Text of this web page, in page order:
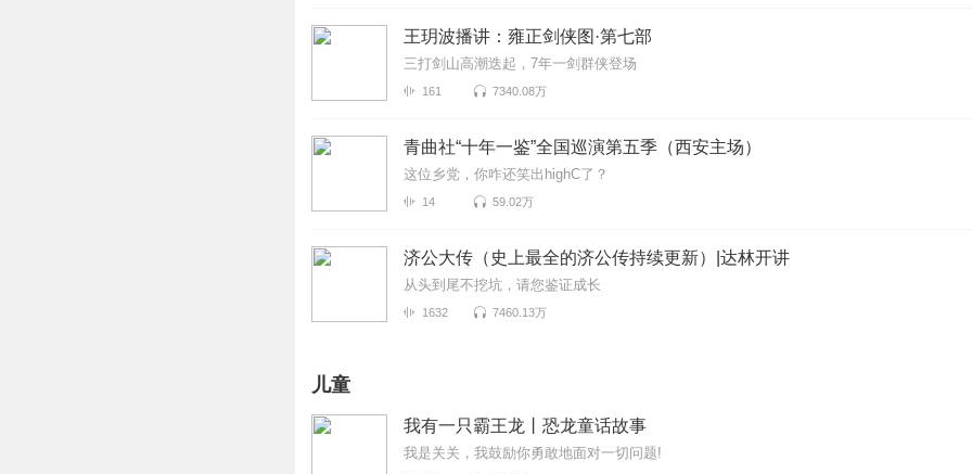
王玥波播讲：雍正剑侠图·第七部
三打剑山高潮迭起，7年一剑群侠登场
161 7340.08万
青曲社“十年一鉴”全国巡演第五季（西安主场）
这位乡党，你咋还笑出highC了？
14 59.02万
济公大传（史上最全的济公传持续更新）|达林开讲
从头到尾不挖坑，请您鉴证成长
1632 7460.13万
儿童
我有一只霸王龙丨恐龙童话故事
我是关关，我鼓励你勇敢地面对一切问题!